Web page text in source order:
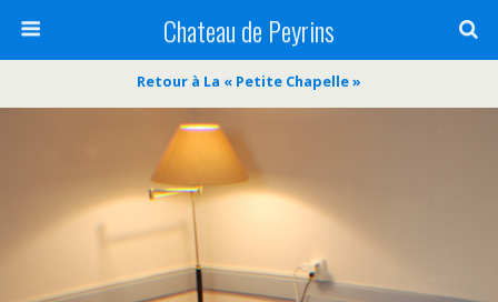
Chateau de Peyrins
Retour à La « Petite Chapelle »